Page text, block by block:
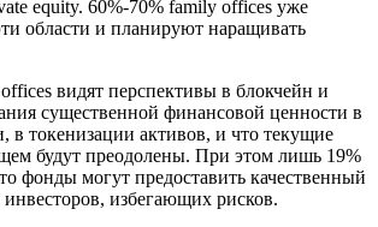
equity. 60%-70% family offices уже
области и планируют наращивать
видят перспективы в блокчейн и
существенной финансовой ценности в
в токенизации активов, и что текущие
будут преодолены. При этом лишь 19%
фонды могут предоставить качественный
избегающих рисков.